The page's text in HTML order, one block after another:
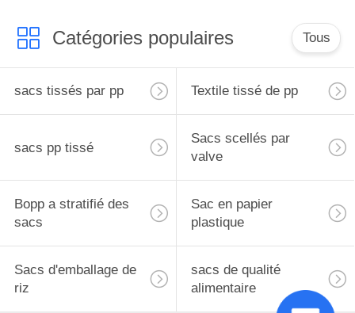
Catégories populaires Tous
sacs tissés par pp Textile tissé de pp
sacs pp tissé
Sacs scellés par
valve
Bopp a stratifié des
sacs
Sac en papier
plastique
Sacs d'emballage de
riz
sacs de qualité
alimentaire